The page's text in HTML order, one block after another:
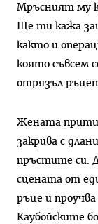
Мръсният му
Ще ти кажа
както и
която съвсем
отрязъл
Жената
закрива с
пръстите си.
сцената от
ръце и проучва
Каубойските